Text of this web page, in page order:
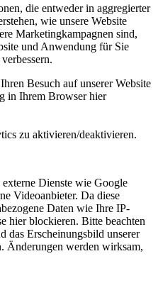
die entweder in aggregierter
wie unsere Website
Marketingkampagnen sind,
und Anwendung für Sie
Besuch auf unserer Website
in Ihrem Browser hier
zu aktivieren/deaktivieren.
Dienste wie Google
Videoanbieter. Da diese
Daten wie Ihre IP-
hier blockieren. Bitte beachten
das Erscheinungsbild unserer
Änderungen werden wirksam,